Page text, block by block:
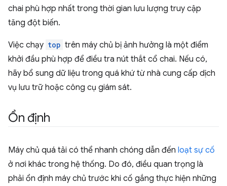
chai phù hợp nhất trong thời gian lưu lượng truy cập
tăng đột biến.
Việc chạy top trên máy chủ bị ảnh hưởng là một điểm
khởi đầu phù hợp để điều tra nút thắt cổ chai. Nếu có,
hãy bổ sung dữ liệu trong quá khứ từ nhà cung cấp dịch
vụ lưu trữ hoặc công cụ giám sát.
Ổn định
Máy chủ quá tải có thể nhanh chóng dẫn đến loạt sự cố
ở nơi khác trong hệ thống. Do đó, điều quan trọng là
phải ổn định máy chủ trước khi cố gắng thực hiện những